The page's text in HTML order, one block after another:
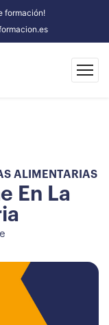
formación!
ALIMENTARIAS
En La